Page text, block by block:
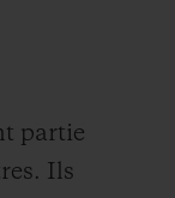
partie
Ils